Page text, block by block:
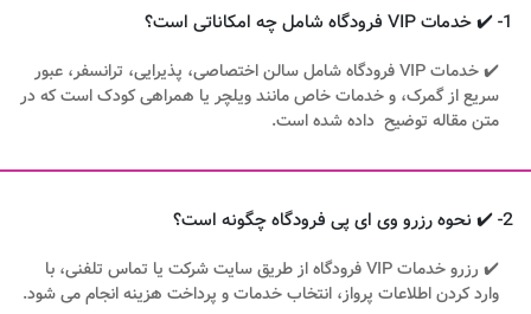
1- ✔️ خدمات VIP فرودگاه شامل چه امکاناتی است؟
✔️ خدمات VIP فرودگاه شامل سالن اختصاصی، پذیرایی، ترانسفر، عبور
سریع از گمرک، و خدمات خاص مانند ویلچر یا همراهی کودک است که در
متن مقاله توضیح داده شده است.
2- ✔️ نحوه رزرو وی ای پی فرودگاه چگونه است؟
✔️ رزرو خدمات VIP فرودگاه از طریق سایت شرکت یا تماس تلفنی، با
وارد کردن اطلاعات پرواز، انتخاب خدمات و پرداخت هزینه انجام می شود.